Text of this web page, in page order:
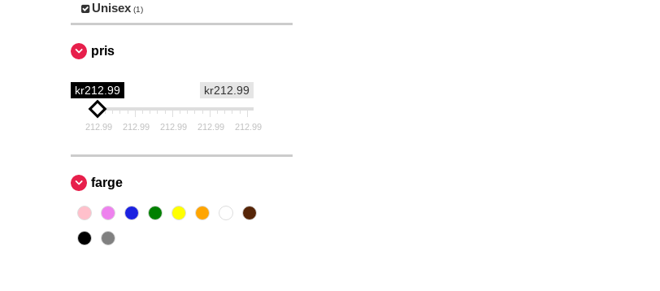
Unisex (1)
pris
kr212.99
kr212.99
212.99 212.99 212.99 212.99 212.99
farge